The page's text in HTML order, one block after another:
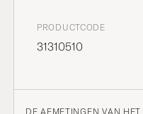
PRODUCTCODE
31310510
DE AFMETINGEN VAN HET